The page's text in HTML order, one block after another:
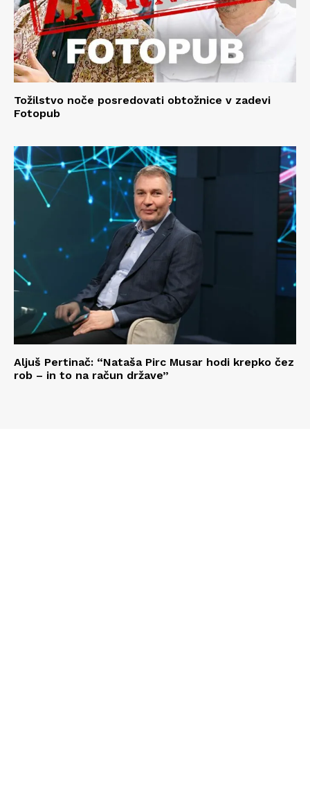
Tožilstvo noče posredovati obtožnice v zadevi
Fotopub
Aljuš Pertinač: “Nataša Pirc Musar hodi krepko čez
rob – in to na račun države”